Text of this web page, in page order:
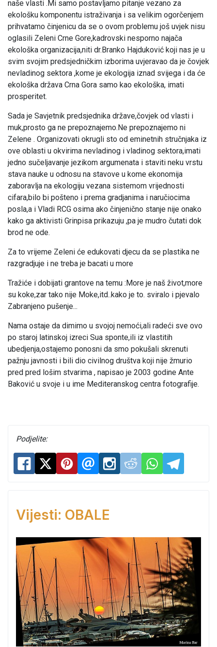
naše vlasti .Mi samo postavljamo pitanje vezano za
ekološku komponentu istraživanja i sa velikim ogorčenjem
prihvatamo činjenicu da se o ovom problemu još uvjek nisu
oglasili Zeleni Crne Gore,kadrovski nesporno najača
ekološka organizacija,niti dr.Branko Hajduković koji nas je u
svim svojim predsjedničkim izborima uvjeravao da je čovjek
nevladinog sektora ,kome je ekologija iznad svijega i da će
ekološka država Crna Gora samo kao ekološka, imati
prosperitet.
Sada je Savjetnik predsjednika države,čovjek od vlasti i
muk,prosto ga ne prepoznajemo.Ne prepoznajemo ni
Zelene . Organizovati okrugli sto od eminetnih stručnjaka iz
ove oblasti u okvirima nevladinog i vladinog sektora,imati
jedno sučeljavanje jezikom argumenata i staviti neku vrstu
stava nauke u odnosu na stavove u kome ekonomija
zaboravlja na ekologiju vezana sistemom vrijednosti
cifara,bilo bi pošteno i prema gradjanima i naručiocima
posla,a i Vladi RCG osima ako činjenično stanje nije onako
kako ga aktivisti Grinpisa prikazuju ,pa je mudro čutati dok
brod ne ode.
Za to vrijeme Zeleni će edukovati djecu da se plastika ne
razgradjuje i ne treba je bacati u more
Tražiće i dobijati grantove na temu :More je naš život,more
su koke,zar tako nije Moke,itd..kako je to. sviralo i pjevalo
Zabranjeno pušenje...
Nama ostaje da dimimo u svojoj nemoći,ali radeći sve ovo
po staroj latinskoj izreci Sua sponte,ili iz vlastitih
ubedjenja,ostajemo ponosni da smo pokušali skrenuti
pažnju javnosti i bili dio civilnog društva koji nije žmurio
pred pred lošim stvarima , napisao je 2003 godine Ante
Baković u svoje i u ime Mediteranskog centra fotografije.
Podjelite:
Vijesti: OBALE